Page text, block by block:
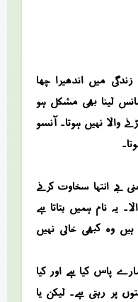
میں اندھیرا چھا
لینا بھی مشکل ہو
والا نہیں ہوتا۔ آنسو
بے انتہا سخاوت کرنے
یہ نام ہمیں بتاتا ہے
وہ کبھی خالی نہیں
پاس کیا ہے اور کیا
پر رہتی ہے۔ لیکن “یا